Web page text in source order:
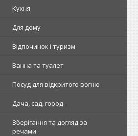
Кухня
Для дому
Відпочинок і туризм
Ванна та туалет
Посуд для відкритого вогню
Дача, сад, город
Зберігання та догляд за
речами